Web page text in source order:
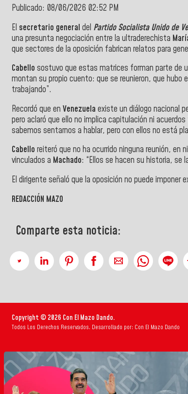
Publicado: 08/06/2026 02:52 PM
El secretario general del Partido Socialista Unido de
una presunta negociación entre la ultraderechista
que sectores de la oposición fabrican relatos para
Cabello sostuvo que estas matrices forman parte de
montan su propio cuento: que se reunieron, que hubo
trabajando”.
Recordó que en Venezuela existe un diálogo nacional
pero aclaró que ello no implica capitulación ni
sabemos sentarnos a hablar, pero con ellos no está
Cabello reiteró que no ha ocurrido ninguna reunión, en
vinculados a Machado: “Ellos se hacen su historia, se
El dirigente señaló que la oposición no puede imponer
REDACCIÓN MAZO
Comparte esta noticia:
Copyright © 2026 Con El Mazo Dando.
Todos Los Derechos Reservados. Desarrollado por: Con El Mazo Dando